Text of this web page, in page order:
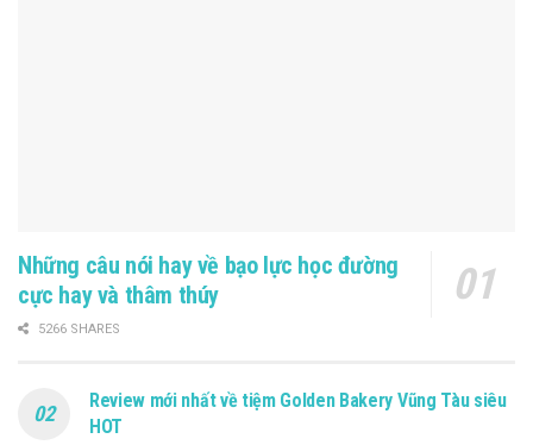
Những câu nói hay về bạo lực học đường
cực hay và thâm thúy
5266 SHARES
Review mới nhất về tiệm Golden Bakery Vũng Tàu siêu
HOT